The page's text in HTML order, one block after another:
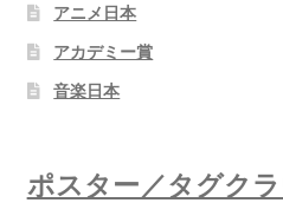
アニメ日本
アカデミー賞
音楽日本
ポスター／タグク